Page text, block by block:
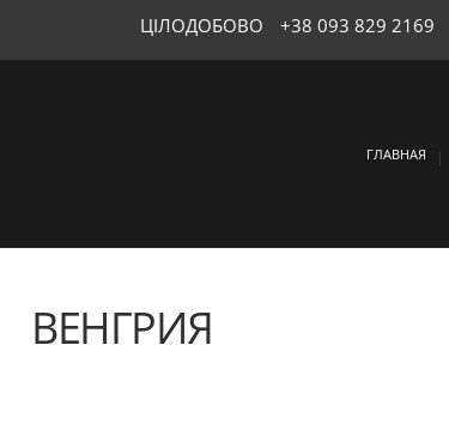
ЦІЛОДОБОВО +38 093 829 2169
ГЛАВНАЯ
ВЕНГРИЯ